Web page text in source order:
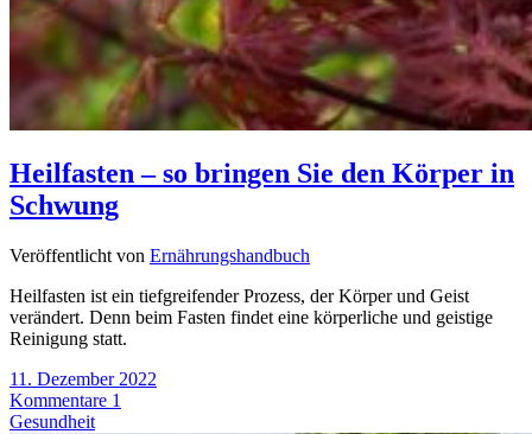
Heilfasten – so bringen Sie den Körper in
Schwung
Veröffentlicht von Ernährungshandbuch
Heilfasten ist ein tiefgreifender Prozess, der Körper und Geist
verändert. Denn beim Fasten findet eine körperliche und geistige
Reinigung statt.
11. Dezember 2022
Kommentare 1
Gesundheit